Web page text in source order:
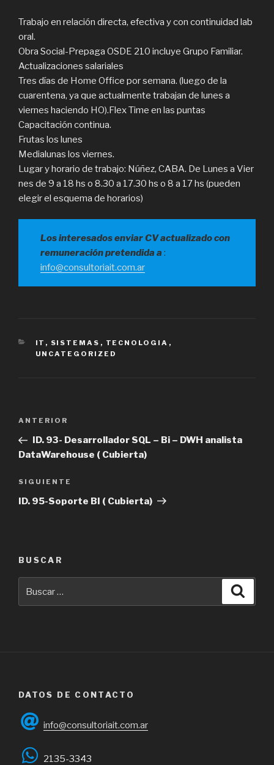
Trabajo en relación directa, efectiva y con continuidad lab
oral.
Obra Social-Prepaga OSDE 210 incluye Grupo Familiar.
Actualizaciones salariales
Tres días de Home Office por semana. (luego de la
cuarentena, ya que actualmente trabajan de lunes a
viernes haciendo HO).Flex Time en las puntas
Capacitación continua.
Frutas los lunes
Medialunas los viernes.
Lugar y horario de trabajo: Núñez, CABA. De Lunes a Vier
nes de 9 a 18 hs o 8.30 a 17.30 hs o 8 a 17 hs (pueden
elegir el esquema de horarios)
Los interesados enviar CV actualizado con
remuneración pretendida a :
info@consultoriait.com.ar
CATEGORÍAS
IT , SISTEMAS , TECNOLOGIA ,
UNCATEGORIZED
entradas
Entrada
anterior
ANTERIOR
ID. 93- Desarrollador SQL – Bi – DWH analista
DataWarehouse ( Cubierta)
Siguiente
entrada
SIGUIENTE
ID. 95-Soporte BI ( Cubierta)
BUSCAR
por:
DATOS DE CONTACTO
info@consultoriait.com.ar
2135-3343